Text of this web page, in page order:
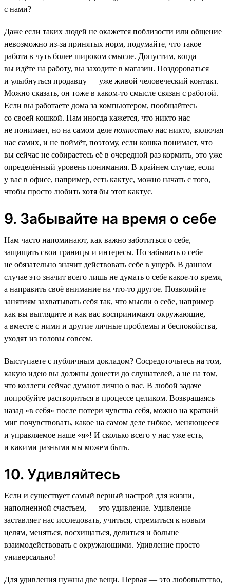
с нами?
Даже если таких людей не окажется поблизости или общение
невозможно из-за принятых норм, подумайте, что такое
работа в чуть более широком смысле. Допустим, когда
вы идёте на работу, вы заходите в магазин. Поздороваться
и улыбнуться продавцу — уже живой человеческий контакт.
Можно сказать, он тоже в каком-то смысле связан с работой.
Если вы работаете дома за компьютером, пообщайтесь
со своей кошкой. Нам иногда кажется, что никто нас
не понимает, но на самом деле полностью нас никто, включая
нас самих, и не поймёт, поэтому, если кошка понимает, что
вы сейчас не собираетесь её в очередной раз кормить, это уже
определённый уровень понимания. В крайнем случае, если
у вас в офисе, например, есть кактус, можно начать с того,
чтобы просто любить хотя бы этот кактус.
9. Забывайте на время о себе
Нам часто напоминают, как важно заботиться о себе,
защищать свои границы и интересы. Но забывать о себе —
не обязательно значит действовать себе в ущерб. В данном
случае это значит всего лишь не думать о себе какое-то время,
а направить своё внимание на что-то другое. Позволяйте
занятиям захватывать себя так, что мысли о себе, например
как вы выглядите и как вас воспринимают окружающие,
а вместе с ними и другие личные проблемы и беспокойства,
уходят из головы совсем.
Выступаете с публичным докладом? Сосредоточьтесь на том,
какую идею вы должны донести до слушателей, а не на том,
что коллеги сейчас думают лично о вас. В любой задаче
попробуйте раствориться в процессе целиком. Возвращаясь
назад «в себя» после потери чувства себя, можно на краткий
миг почувствовать, какое на самом деле гибкое, меняющееся
и управляемое наше «я»! И сколько всего у нас уже есть,
и какими разными мы можем быть.
10. Удивляйтесь
Если и существует самый верный настрой для жизни,
наполненной счастьем, — это удивление. Удивление
заставляет нас исследовать, учиться, стремиться к новым
целям, меняться, восхищаться, делиться и больше
взаимодействовать с окружающими. Удивление просто
универсально!
Для удивления нужны две вещи. Первая — это любопытство,